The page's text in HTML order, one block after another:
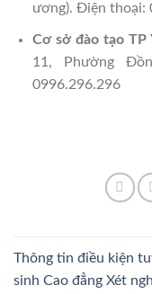
ương). Điện thoại:
Cơ sở đào tạo TP
11, Phường
0996.296.296
Thông tin điều kiện
sinh Cao đẳng Xét